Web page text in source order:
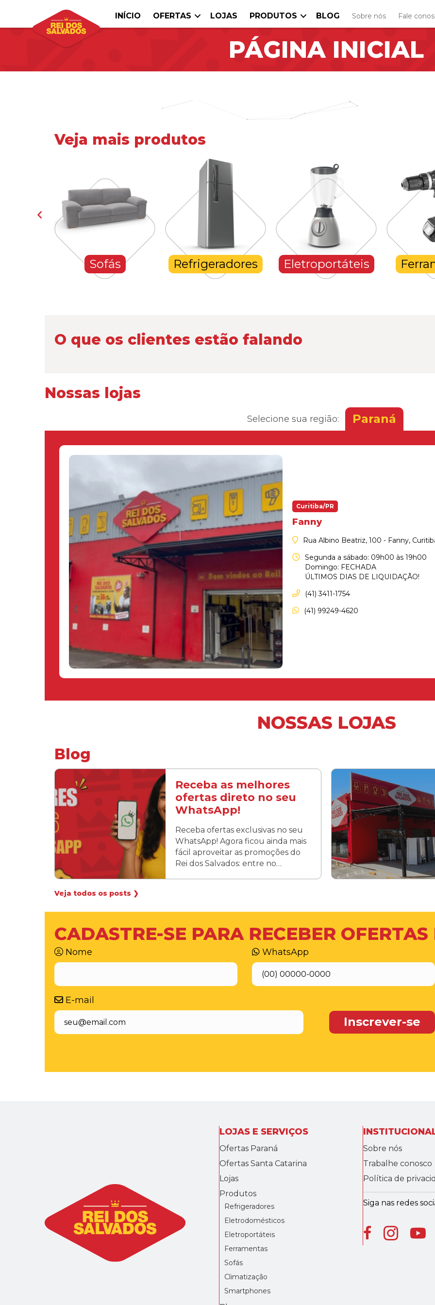
INÍCIO OFERTAS LOJAS PRODUTOS BLOG Sobre nós Fale
PÁGINA INICIAL
Veja mais produtos
Sofás Refrigeradores Eletroportáteis
O que os clientes estão falando
Nossas lojas
Selecione sua região: Paraná
Curitiba/PR
Fanny
Rua Albino Beatriz, 100 - Fanny,
Segunda a sábado: 09h00 às 19h00
Domingo: FECHADA
ÚLTIMOS DIAS DE LIQUIDAÇÃO!
(41) 3411-1754
(41) 99249-4620
NOSSAS LOJAS
Blog
Receba as melhores
ofertas direto no seu
WhatsApp!
Receba ofertas exclusivas no seu
WhatsApp! Agora ficou ainda mais
fácil aproveitar as promoções do
Rei dos Salvados: entre no…
Veja todos os posts ❯
CADASTRE-SE PARA RECEBER
Nome WhatsApp
E-mail
LOJAS E SERVIÇOS
Ofertas Paraná
Ofertas Santa Catarina
Lojas
Produtos
Refrigeradores
Eletrodomésticos
Eletroportáteis
Ferramentas
Sofás
Climatização
Smartphones
Sobre nós
Trabalhe conosco
Política de
Siga nas redes